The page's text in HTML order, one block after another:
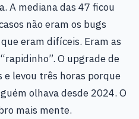
A mediana das 47 ficou
não eram os bugs
eram difíceis. Eram as
O upgrade de
levou três horas porque
olhava desde 2024. O
mais mente.